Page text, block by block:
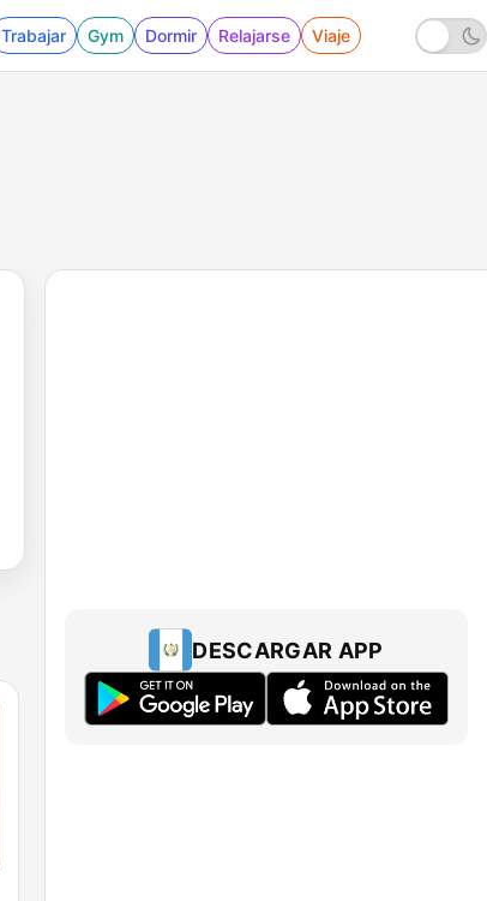
Trabajar Gym Dormir Relajarse Viaje
DESCARGAR APP